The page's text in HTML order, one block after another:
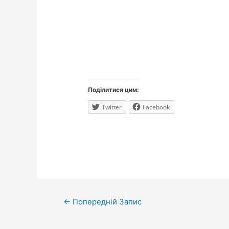
Поділитися цим:
Twitter Facebook
Навігація
← Попередній Запис